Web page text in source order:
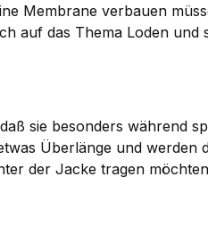
Membrane verbauen
auf das Thema Loden und
sie besonders während
Überlänge und werden
der Jacke tragen